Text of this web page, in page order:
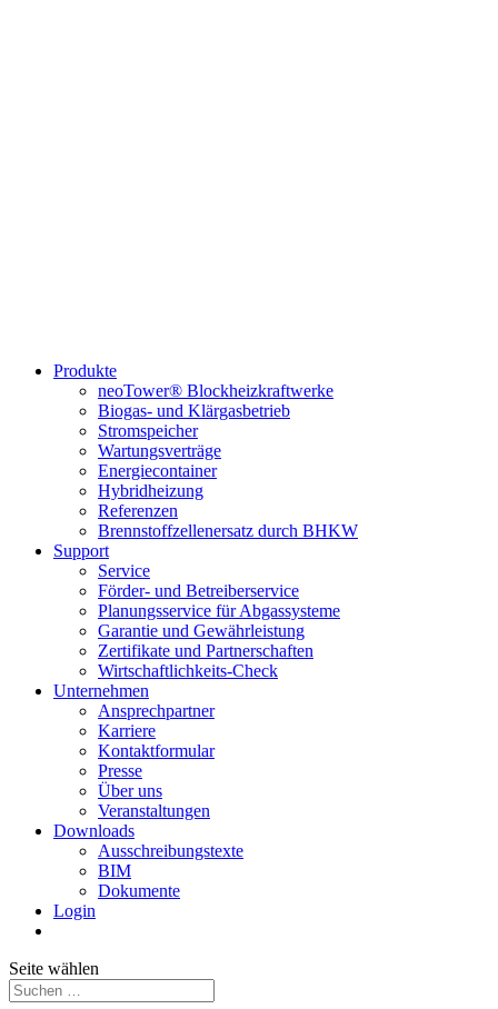
Produkte
neoTower® Blockheizkraftwerke
Biogas- und Klärgasbetrieb
Stromspeicher
Wartungsverträge
Energiecontainer
Hybridheizung
Referenzen
Brennstoffzellenersatz durch BHKW
Support
Service
Förder- und Betreiberservice
Planungsservice für Abgassysteme
Garantie und Gewährleistung
Zertifikate und Partnerschaften
Wirtschaftlichkeits-Check
Unternehmen
Ansprechpartner
Karriere
Kontaktformular
Presse
Über uns
Veranstaltungen
Downloads
Ausschreibungstexte
BIM
Dokumente
Login
Seite wählen